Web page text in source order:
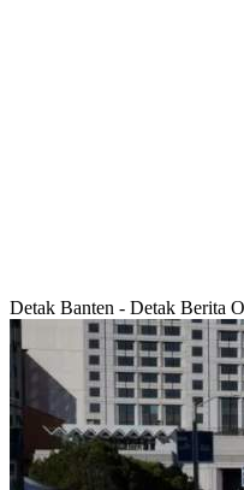
Detak Banten - Detak Berita